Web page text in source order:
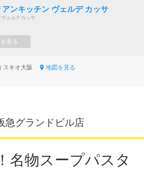
ンキッチン ヴェルデ カッサ
ェルデカッサ
見る
スキオ大阪
地図を見る
急グランドビル店
名物スープパスタ